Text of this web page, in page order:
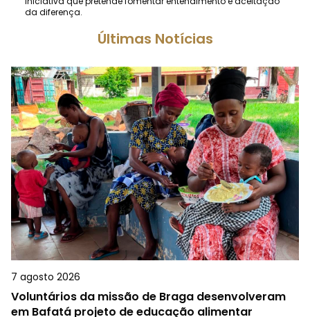
da diferença.
Últimas Notícias
7 agosto 2026
Voluntários da missão de Braga desenvolveram
em Bafatá projeto de educação alimentar